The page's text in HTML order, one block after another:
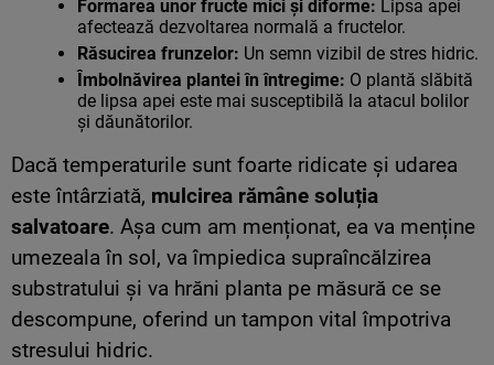
Formarea unor fructe mici și diforme: Lipsa apei
afectează dezvoltarea normală a fructelor.
Răsucirea frunzelor: Un semn vizibil de stres hidric.
Îmbolnăvirea plantei în întregime: O plantă slăbită
de lipsa apei este mai susceptibilă la atacul bolilor
și dăunătorilor.
Dacă temperaturile sunt foarte ridicate și udarea
este întârziată, mulcirea rămâne soluția
salvatoare. Așa cum am menționat, ea va menține
umezeala în sol, va împiedica supraîncălzirea
substratului și va hrăni planta pe măsură ce se
descompune, oferind un tampon vital împotriva
stresului hidric.